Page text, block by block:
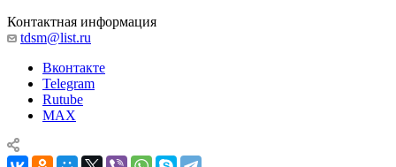
Контактная информация
tdsm@list.ru
Вконтакте
Telegram
Rutube
MAX